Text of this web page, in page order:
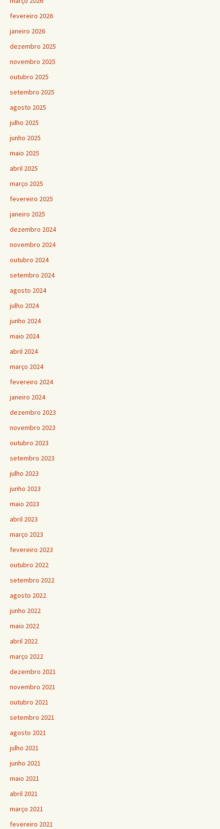
fevereiro 2026
janeiro 2026
dezembro 2025
novembro 2025
outubro 2025
setembro 2025
agosto 2025
julho 2025
junho 2025
maio 2025
abril 2025
março 2025
fevereiro 2025
janeiro 2025
dezembro 2024
novembro 2024
outubro 2024
setembro 2024
agosto 2024
julho 2024
junho 2024
maio 2024
abril 2024
março 2024
fevereiro 2024
janeiro 2024
dezembro 2023
novembro 2023
outubro 2023
setembro 2023
julho 2023
junho 2023
maio 2023
abril 2023
março 2023
fevereiro 2023
outubro 2022
setembro 2022
agosto 2022
junho 2022
maio 2022
abril 2022
março 2022
dezembro 2021
novembro 2021
outubro 2021
setembro 2021
agosto 2021
julho 2021
junho 2021
maio 2021
abril 2021
março 2021
fevereiro 2021